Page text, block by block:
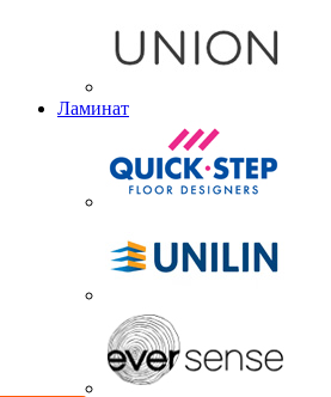
Ламинат